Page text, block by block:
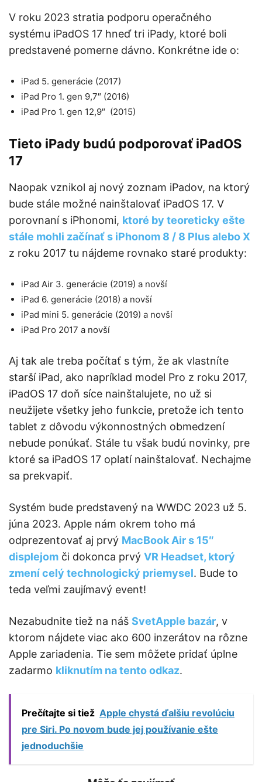
V roku 2023 stratia podporu operačného
systému iPadOS 17 hneď tri iPady, ktoré boli
predstavené pomerne dávno. Konkrétne ide o:
iPad 5. generácie (2017)
iPad Pro 1. gen 9,7″ (2016)
iPad Pro 1. gen 12,9″ (2015)
Tieto iPady budú podporovať iPadOS
17
Naopak vznikol aj nový zoznam iPadov, na ktorý
bude stále možné nainštalovať iPadOS 17. V
porovnaní s iPhonomi, ktoré by teoreticky ešte
stále mohli začínať s iPhonom 8 / 8 Plus alebo X
z roku 2017 tu nájdeme rovnako staré produkty:
iPad Air 3. generácie (2019) a novší
iPad 6. generácie (2018) a novší
iPad mini 5. generácie (2019) a novší
iPad Pro 2017 a novší
Aj tak ale treba počítať s tým, že ak vlastníte
starší iPad, ako napríklad model Pro z roku 2017,
iPadOS 17 doň síce nainštalujete, no už si
neužijete všetky jeho funkcie, pretože ich tento
tablet z dôvodu výkonnostných obmedzení
nebude ponúkať. Stále tu však budú novinky, pre
ktoré sa iPadOS 17 oplatí nainštalovať. Nechajme
sa prekvapiť.
Systém bude predstavený na WWDC 2023 už 5.
júna 2023. Apple nám okrem toho má
odprezentovať aj prvý MacBook Air s 15″
displejom či dokonca prvý VR Headset, ktorý
zmení celý technologický priemysel. Bude to
teda veľmi zaujímavý event!
Nezabudnite tiež na náš SvetApple bazár, v
ktorom nájdete viac ako 600 inzerátov na rôzne
Apple zariadenia. Tie sem môžete pridať úplne
zadarmo kliknutím na tento odkaz.
Prečítajte si tiež Apple chystá ďalšiu revolúciu
pre Siri. Po novom bude jej používanie ešte
jednoduchšie